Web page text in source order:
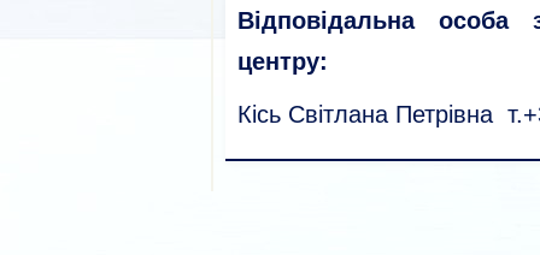
Відповідальна особа
центру:
Кісь Світлана Петрівна